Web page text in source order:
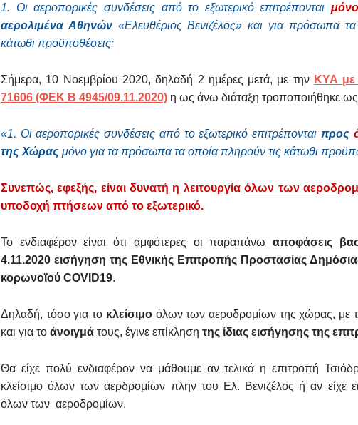
1. Οι αεροπορικές συνδέσεις από το εξωτερικό επιτρέπονταιμόνο
αερολιμένα Αθηνών«Ελευθέριος Βενιζέλος» και για πρόσωπα
κάτωθι προϋποθέσεις:
Σήμερα, 10 Νοεμβρίου 2020, δηλαδή 2 ημέρες μετά, με την ΚΥΑ με
71606 (ΦΕΚ B 4945/09.11.2020) η ως άνω διάταξη τροποποιήθηκε ως
«1. Οι αεροπορικές συνδέσεις από το εξωτερικό επιτρέπονται προς
της Χώρας μόνο για τα πρόσωπα τα οποία πληρούν τις κάτωθι
Συνεπώς, εφεξής, είναι δυνατή η λειτουργίαόλων των
υποδοχή πτήσεων από το εξωτερικό.
Το ενδιαφέρον είναι ότι αμφότερες οι παραπάνω αποφάσεις
4.11.2020 εισήγηση της Εθνικής Επιτροπής Προστασίας
κορωνοϊού COVID19.
Δηλαδή, τόσο για το κλείσιμοόλων των αεροδρομίων της χώρας, με
και για το άνοιγμά τους, έγινε επίκληση της ίδιας εισήγησης της
Θα είχε πολύ ενδιαφέρον να μάθουμε αν τελικά η επιτροπή
κλείσιμο όλων των αερδρομίων πλην του Ελ. Βενιζέλος ή αν είχε
όλων των αεροδρομίων.